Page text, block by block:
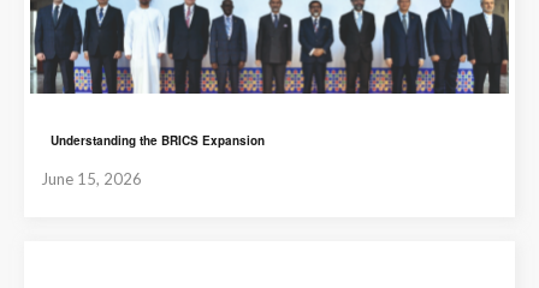
Understanding the BRICS Expansion
June 15, 2026